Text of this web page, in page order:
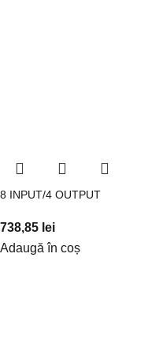
8 INPUT/4 OUTPUT
738,85 lei
Adaugă în coș